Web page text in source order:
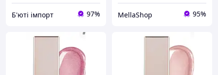
Б'юті імпорт 97% MellaShop 95%